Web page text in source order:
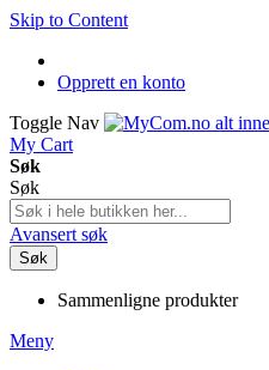
Skip to Content
Opprett en konto
Toggle Nav
My Cart
Søk
Søk
Avansert søk
Søk
Sammenligne produkter
Meny